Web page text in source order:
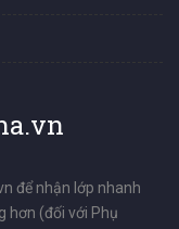
để nhận lớp nhanh
hơn (đối với Phụ